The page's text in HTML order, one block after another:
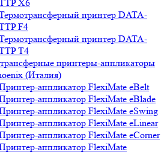
Х6
принтер DATA-
F4
принтер DATA-
T4
принтеры-аппликаторы
(Италия)
аппликатор FlexiMate eBelt
аппликатор FlexiMate eBlade
аппликатор FlexiMate eSwing
аппликатор FlexiMate eLinear
аппликатор FlexiMate eCorner
аппликатор FlexiMate